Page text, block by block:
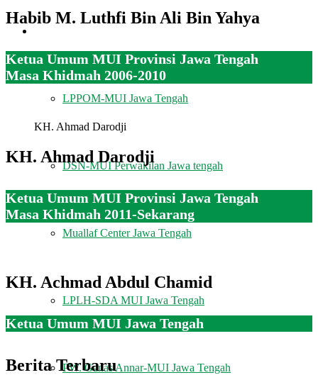
LPPOM-MUI Jawa Tengah
DSN-MUI Perwakilan Jawa tengah
Muallaf Center Jawa Tengah
LPLH-SDA MUI Jawa Tengah
PW. Ganas Annar-MUI Jawa Tengah
Habib M. Luthfi Bin Ali Bin Yahya
Ketua Umum MUI Provinsi Jawa Tengah
Masa Khidmah 2006-2010
KH. Ahmad Darodji
KH. Ahmad Darodji
Ketua Umum MUI Provinsi Jawa Tengah
Masa Khidmah 2011-Sekarang
KH. Achmad Abdul Chamid
Ketua Umum MUI Jawa Tengah
Berita Terbaru